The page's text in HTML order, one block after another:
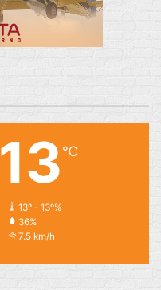
13 ℃
13º - 13º%
36%
7.5 km/h